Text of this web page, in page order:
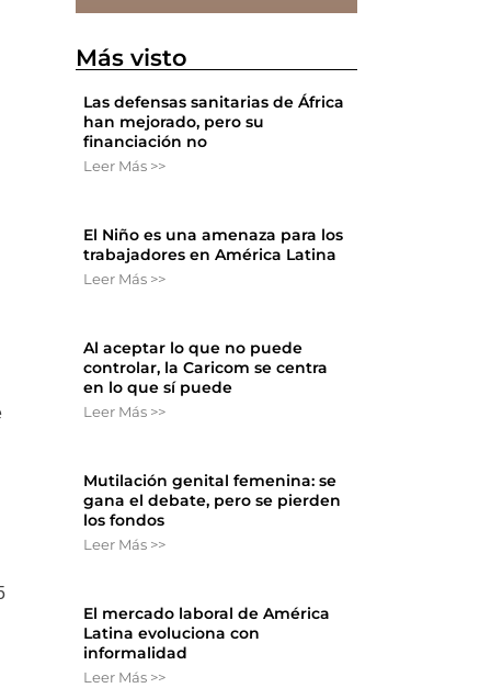
Más visto
Las defensas sanitarias de África
han mejorado, pero su
financiación no
Leer Más >>
El Niño es una amenaza para los
trabajadores en América Latina
Leer Más >>
Al aceptar lo que no puede
controlar, la Caricom se centra
en lo que sí puede
Leer Más >>
Mutilación genital femenina: se
gana el debate, pero se pierden
los fondos
Leer Más >>
El mercado laboral de América
Latina evoluciona con
informalidad
Leer Más >>